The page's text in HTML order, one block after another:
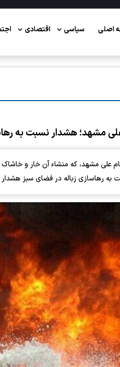
اصلی سیاسی اقتصادی
مشهد؛ هشدار نسبت به
علی مشهد، که منشاء آن خار و
رهاسازی زباله در فضای سبز هشدار